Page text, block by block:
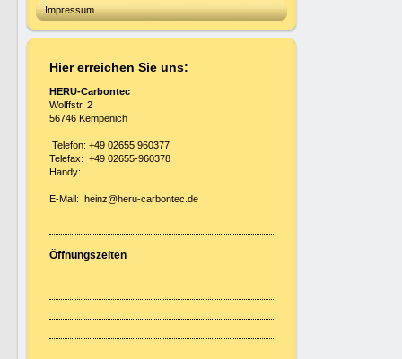
Impressum
Hier erreichen Sie uns:
HERU-Carbontec
Wolffstr. 2
56746 Kempenich
Telefon: +49 02655 960377
Telefax: +49 02655-960378
Handy:
E-Mail: heinz@heru-carbontec.de
Öffnungszeiten